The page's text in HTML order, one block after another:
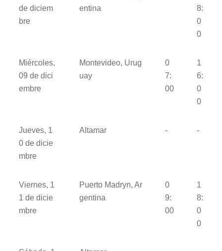
de diciem
bre
entina
8:
0
0
Miércoles,
09 de dici
embre
Montevideo, Urug
uay
0
7:
00
1
6:
0
0
Jueves, 1
0 de dicie
mbre
Altamar - -
Viernes, 1
1 de dicie
mbre
Puerto Madryn, Ar
gentina
0
9:
00
1
8:
0
0